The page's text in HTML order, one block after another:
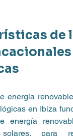
de
energía
en Ibiza
energía
solares, para